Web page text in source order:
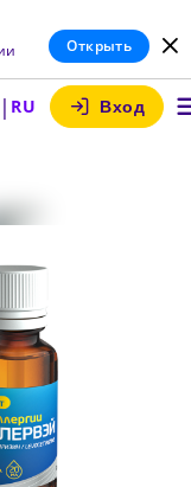
Открыть
RU Вход